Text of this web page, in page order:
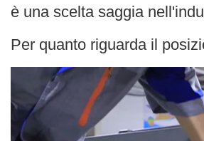
è una scelta saggia
Per quanto riguarda il